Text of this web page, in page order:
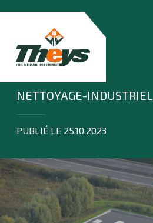
NETTOYAGE-INDUSTRIEL
PUBLIÉ LE 25.10.2023